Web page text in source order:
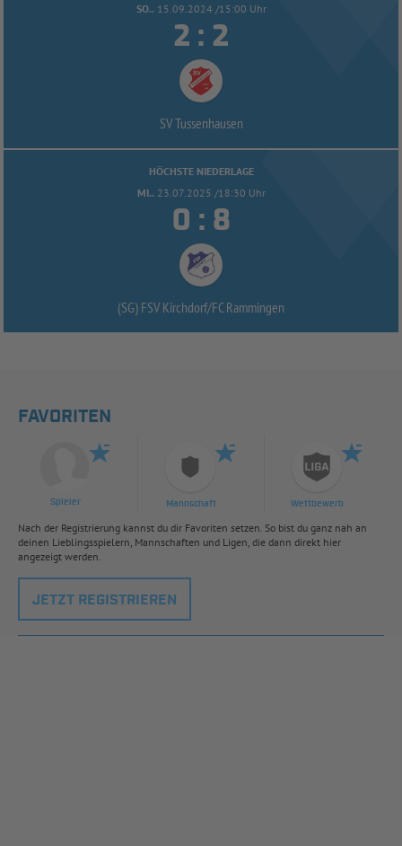
SO.. 15.09.2024 /15:00 Uhr
 : 
SV Tussenhausen
HÖCHSTE NIEDERLAGE
MI.. 23.07.2025 /18:30 Uhr
 : 
(SG) FSV Kirchdorf/FC Rammingen
FAVORITEN
Spieler Mannschaft Wettbewerb
Nach der Registrierung kannst du dir Favoriten setzen. So bist du ganz nah an
deinen Lieblingsspielern, Mannschaften und Ligen, die dann direkt hier
angezeigt werden.
JETZT REGISTRIEREN